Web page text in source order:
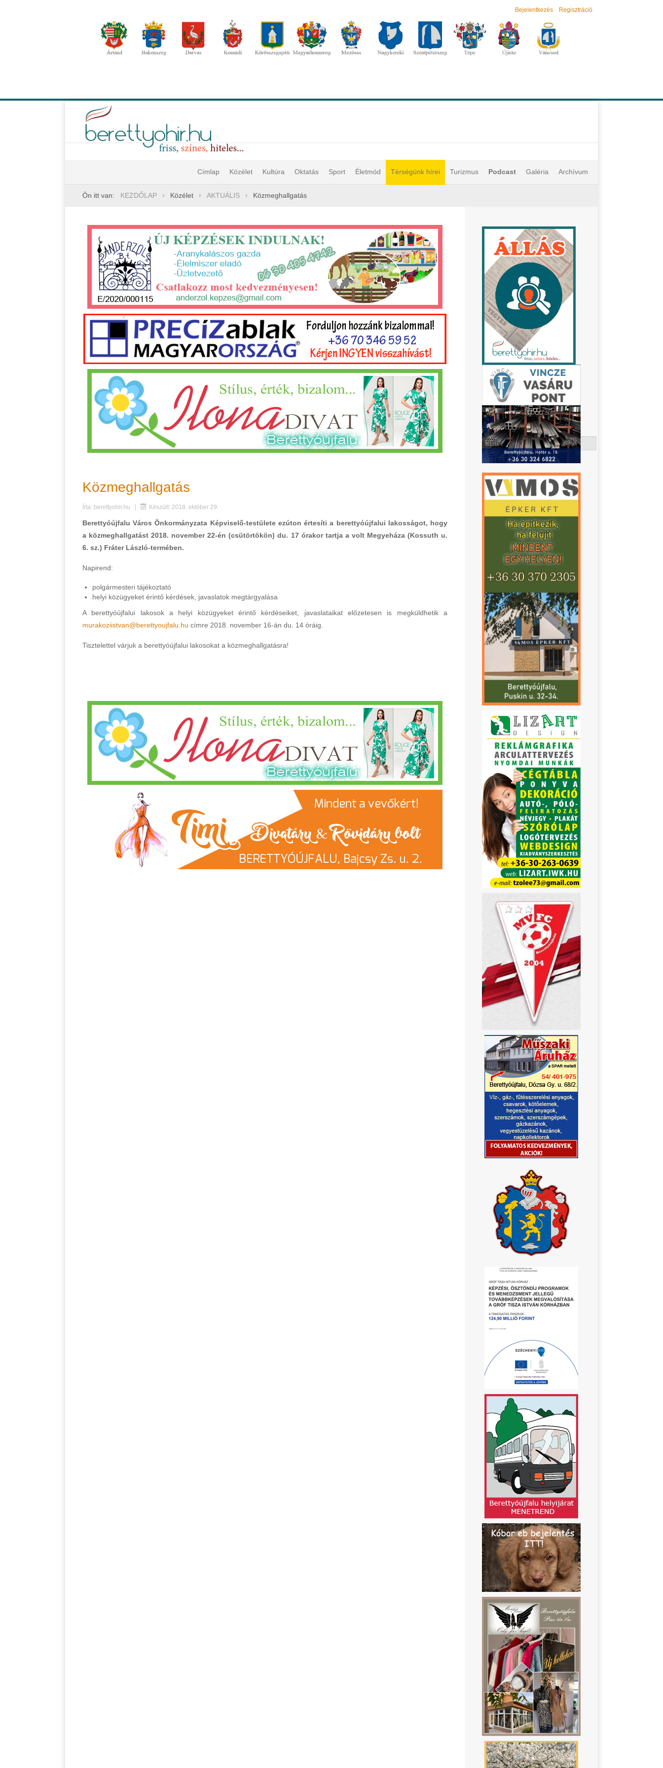
Bejelentkezés Regisztráció
Címlap Közélet Kultúra Oktatás Sport Életmód Térségünk hírei Turizmus Podcast Galéria Archívum
Ön itt van: KEZDŐLAP Közélet AKTUÁLIS Közmeghallgatás
Keresés
Közmeghallgatás
Írta: berettyohir.hu Készült: 2018. október 29.
Berettyóújfalu Város Önkormányzata Képviselő-testülete ezúton értesíti a berettyóújfalui lakosságot, hogy
a közmeghallgatást 2018. november 22-én (csütörtökön) du. 17 órakor tartja a volt Megyeháza (Kossuth u.
6. sz.) Fráter László-termében.
Napirend:
polgármesteri tájékoztató
helyi közügyeket érintő kérdések, javaslatok megtárgyalása
A berettyóújfalui lakosok a helyi közügyeket érintő kérdéseiket, javaslataikat előzetesen is megküldhetik a
murakoziistvan@berettyoujfalu.hu címre 2018. november 16-án du. 14 óráig.
Tisztelettel várjuk a berettyóújfalui lakosokat a közmeghallgatásra!